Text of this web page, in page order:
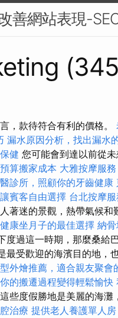
善網站表現-
，款待符合有利的價格。
漏水原因分析，找出漏水
健 您可能會到達以前從
算搬家成本 大雅按摩服務
診所，照顧你的牙齒健康
賓客自由選擇 台北按摩服
著迷的景觀，熱帶氣候和
健康坐月子的最佳選擇 納
度過這一時期，那麼桑給
受歡迎的海濱目的地，
外燴推薦，適合親友聚會
的搬遷過程變得輕鬆愉快
這些度假勝地是美麗的海灘
治療 提供老人養護單人